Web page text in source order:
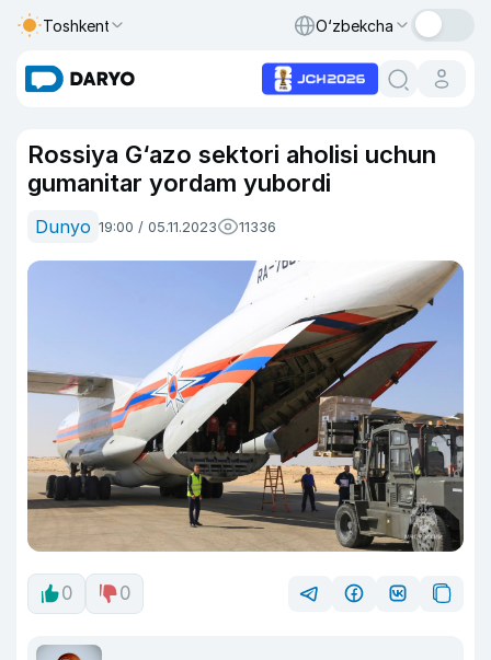
Toshkent O‘zbekcha
Rossiya G‘azo sektori aholisi uchun
gumanitar yordam yubordi
Dunyo 19:00 / 05.11.2023 11336
0 0